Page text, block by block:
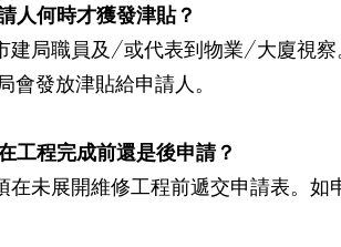
人何時才獲發津貼？
局職員及/或代表到物業/大廈視
發放津貼給申請人。
工程完成前還是後申請？
未展開維修工程前遞交申請表。